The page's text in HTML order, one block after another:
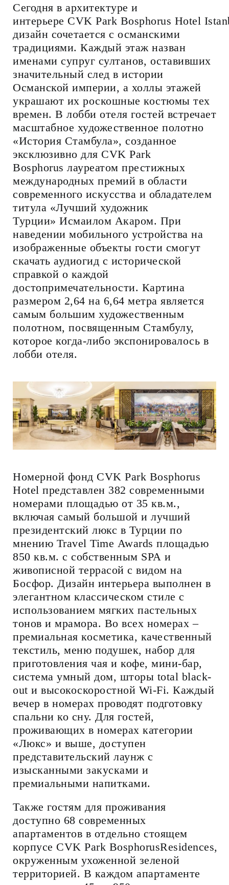
Сегодня в архитектуре и
интерьере CVK Park Bosphorus Hotel
дизайн сочетается с османскими
традициями. Каждый этаж назван
именами супруг султанов, оставивших
значительный след в истории
Османской империи, а холлы этажей
украшают их роскошные костюмы тех
времен. В лобби отеля гостей встречает
масштабное художественное полотно
«История Стамбула», созданное
эксклюзивно для CVK Park
Bosphorus лауреатом престижных
международных премий в области
современного искусства и обладателем
титула «Лучший художник
Турции» Исмаилом Акаром. При
наведении мобильного устройства на
изображенные объекты гости смогут
скачать аудиогид с исторической
справкой о каждой
достопримечательности. Картина
размером 2,64 на 6,64 метра является
самым большим художественным
полотном, посвященным Стамбулу,
которое когда-либо экспонировалось в
лобби отеля.
Номерной фонд CVK Park Bosphorus
Hotel представлен 382 современными
номерами площадью от 35 кв.м.,
включая самый большой и лучший
президентский люкс в Турции по
мнению Travel Time Awards площадью
850 кв.м. с собственным SPA и
живописной террасой с видом на
Босфор. Дизайн интерьера выполнен в
элегантном классическом стиле с
использованием мягких пастельных
тонов и мрамора. Во всех номерах –
премиальная косметика, качественный
текстиль, меню подушек, набор для
приготовления чая и кофе, мини-бар,
система умный дом, шторы total black-
out и высокоскоростной Wi-Fi. Каждый
вечер в номерах проводят подготовку
спальни ко сну. Для гостей,
проживающих в номерах категории
«Люкс» и выше, доступен
представительский лаунж с
изысканными закусками и
премиальными напитками.
Также гостям для проживания
доступно 68 современных
апартаментов в отдельно стоящем
корпусе CVK Park BosphorusResidences,
окруженным ухоженной зеленой
территорией. В каждом апартаменте